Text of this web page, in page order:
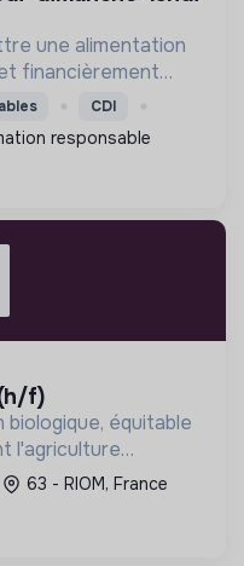
une alimentation
financièrement
CDI
responsable
f)
équitable
l'agriculture
et en agissant
solidaire.
63 - RIOM, France